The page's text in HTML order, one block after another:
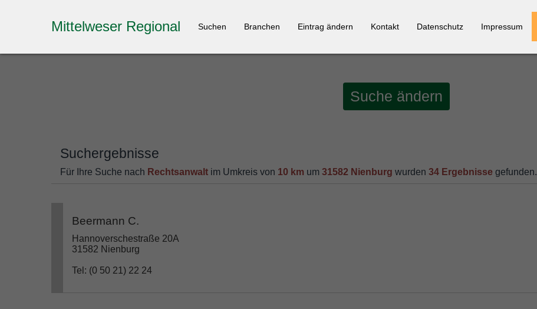
Mittelweser Regional Suchen Branchen Eintrag ändern Kontakt Datenschutz Impressum
Suche ändern
Suchergebnisse
Für Ihre Suche nach Rechtsanwalt im Umkreis von 10 km um 31582 Nienburg wurden 34 Ergebnisse gefunden.
Beermann C.
Hannoverschestraße 20A
31582 Nienburg
Tel: (0 50 21) 22 24